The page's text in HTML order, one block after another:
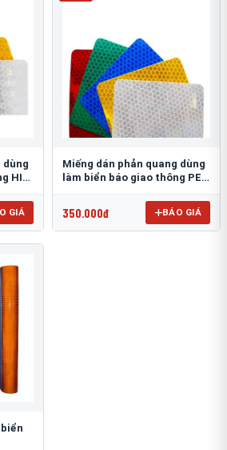
dùng
HIP
GIÁ
Miếng dán phản quang dùng
làm biển báo giao thông PEG
350.000đ BÁO GIÁ